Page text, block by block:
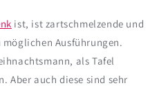
ist, ist zartschmelzende und
Ausführungen.
als Tafel
Aber auch diese sind sehr